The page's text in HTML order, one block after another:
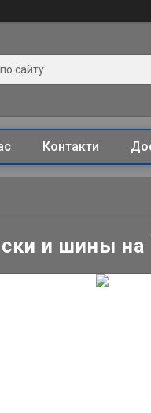
Контакти
и шины на